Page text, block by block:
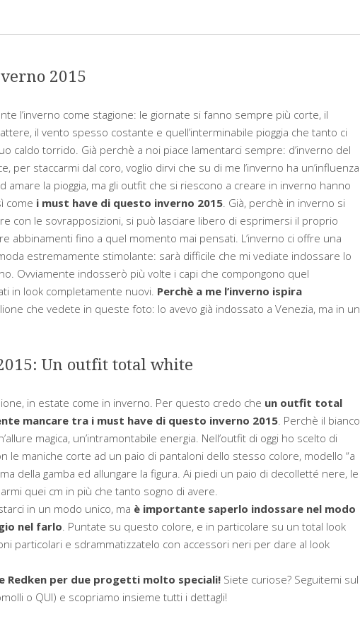
2015
l’inverno come stagione: le giornate si fanno sempre più corte, il
il vento spesso costante e quell’interminabile pioggia che tanto ci
caldo torrido. Già perchè a noi piace lamentarci sempre: d’inverno del
per staccarmi dal coro, voglio dirvi che su di me l’inverno ha un’influenza
amare la pioggia, ma gli outfit che si riescono a creare in inverno hanno
come i must have di questo inverno 2015. Già, perchè in inverno si
con le sovrapposizioni, si può lasciare libero di esprimersi il proprio
abbinamenti fino a quel momento mai pensati. L’inverno ci offre una
estremamente stimolante: sarà difficile che mi vediate indossare lo
Ovviamente indosserò più volte i capi che compongono quel
in look completamente nuovi. Perchè a me l’inverno ispira
che vedete in queste foto: lo avevo già indossato a Venezia, ma in un
Un outfit total white
in estate come in inverno . Per questo credo che un outfit total
mancare tra i must have di questo inverno 2015. Perchè il bianco
magica, un’intramontabile energia. Nell’outfit di oggi ho scelto di
le maniche corte ad un paio di pantaloni dello stesso colore, modello “a
della gamba ed allungare la figura. Ai piedi un paio di decolletté nere, le
quei cm in più che tanto sogno di avere.
in un modo unico, ma è importante saperlo indossare nel modo
nel farlo . Puntate su questo colore, e in particolare su un total look
particolari e sdrammatizzatelo con accessori neri per dare al look
Redken per due progetti molto speciali!Siete curiose? Seguitemi sul
o QUI) e scopriamo insieme tutti i dettagli!